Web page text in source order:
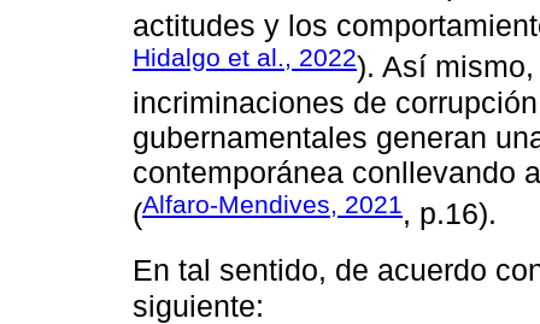
actitudes y los
Hidalgo et al., 2022). Así
incriminaciones de
gubernamentales generan
contemporánea conllevando
(Alfaro-Mendives, 2021, p.16).
En tal sentido, de acuerdo
siguiente: